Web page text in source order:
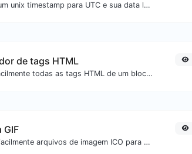
Converta um unix timestamp para UTC e sua data local.
de tags HTML
Remova facilmente todas as tags HTML de um bloco de texto.
GIF
Converta facilmente arquivos de imagem ICO para GIF.